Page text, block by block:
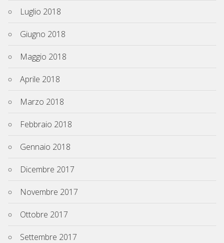
Luglio 2018
Giugno 2018
Maggio 2018
Aprile 2018
Marzo 2018
Febbraio 2018
Gennaio 2018
Dicembre 2017
Novembre 2017
Ottobre 2017
Settembre 2017